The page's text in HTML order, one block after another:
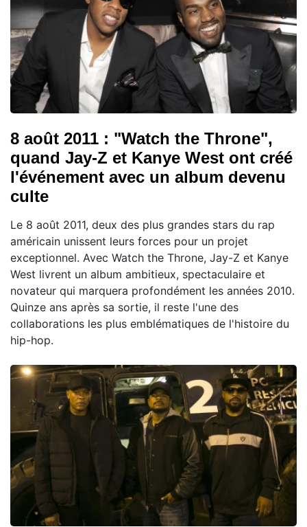
8 août 2011 : "Watch the Throne",
quand Jay-Z et Kanye West ont créé
l'événement avec un album devenu
culte
Le 8 août 2011, deux des plus grandes stars du rap
américain unissent leurs forces pour un projet
exceptionnel. Avec Watch the Throne, Jay-Z et Kanye
West livrent un album ambitieux, spectaculaire et
novateur qui marquera profondément les années 2010.
Quinze ans après sa sortie, il reste l'une des
collaborations les plus emblématiques de l'histoire du
hip-hop.